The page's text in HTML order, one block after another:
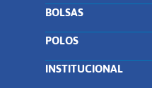
BOLSAS
POLOS
INSTITUCIONAL